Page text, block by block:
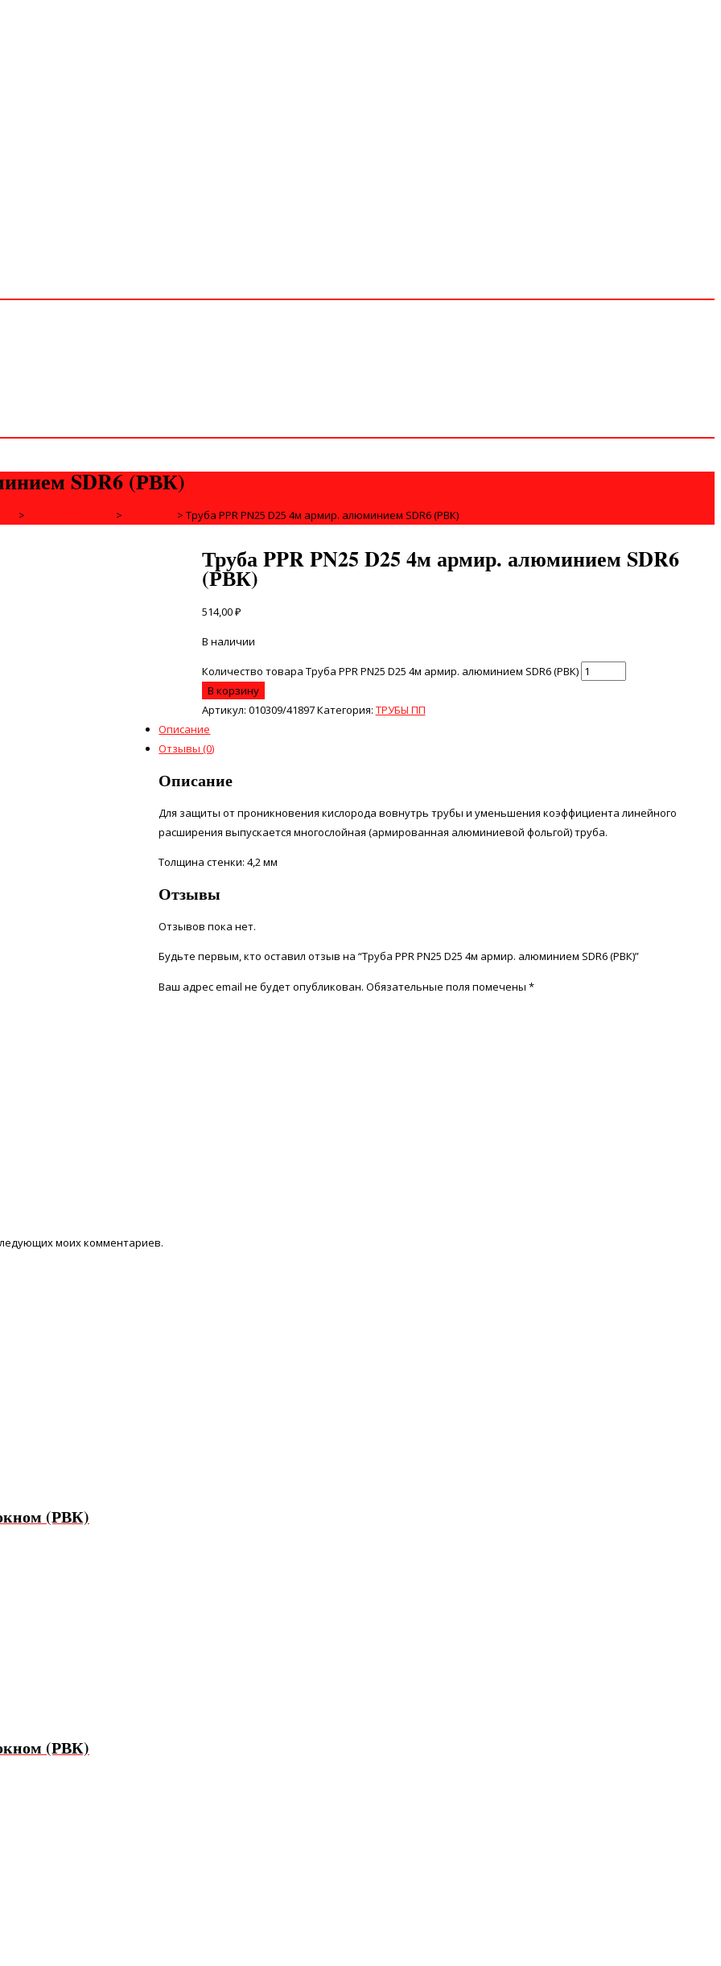
SDR6 (РВК)
> > > Труба PPR PN25 D25 4м армир. алюминием SDR6 (РВК)
Труба PPR PN25 D25 4м армир. алюминием SDR6
(РВК)
514,00₽
В наличии
Количество товара Труба PPR PN25 D25 4м армир. алюминием SDR6 (РВК)
В корзину
Артикул: 010309/41897Категория: ТРУБЫ ПП
Описание
Отзывы (0)
Описание
Для защиты от проникновения кислорода вовнутрь трубы и уменьшения коэффициента линейного
расширения выпускается многослойная (армированная алюминиевой фольгой) труба.
Толщина стенки: 4,2 мм
Отзывы
Отзывов пока нет.
Будьте первым, кто оставил отзыв на “Труба PPR PN25 D25 4м армир. алюминием SDR6 (РВК)”
Ваш адрес email не будет опубликован. Обязательные поля помечены*
моих комментариев.
(РВК)
(РВК)